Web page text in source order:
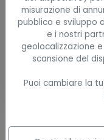
Ho letto e
policy )
misurazione di
pubblico e sviluppo
e i nostri
geolocalizzazione
scansione del
Puoi cambiare la